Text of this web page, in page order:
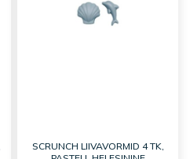
SCRUNCH LIIVAVORMID 4 TK,